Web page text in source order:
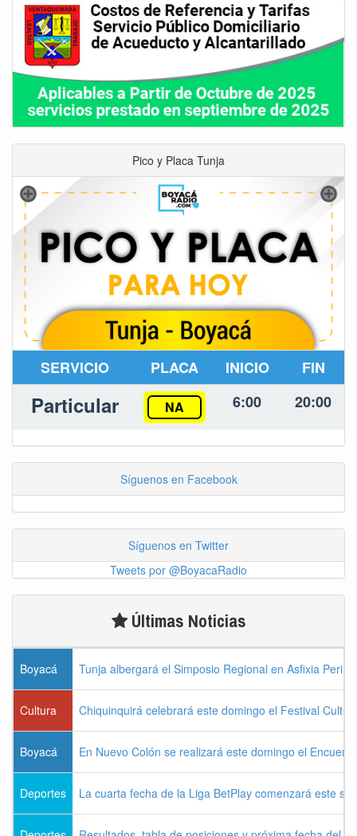
Pico y Placa Tunja
SERVICIO PLACA INICIO FIN
Particular NA 6:00 20:00
Síguenos en Facebook
Síguenos en Twitter
Tweets por @BoyacaRadio
Últimas Noticias
Boyacá Tunja albergará el Simposio Regional en Asfixia
Cultura Chiquinquirá celebrará este domingo el Festival
Boyacá En Nuevo Colón se realizará este domingo el
Deportes La cuarta fecha de la Liga BetPlay comenzará este